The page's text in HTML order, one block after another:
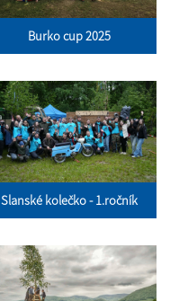
Burko cup 2025
Slanské kolečko - 1.ročník